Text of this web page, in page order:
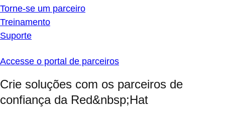
Torne-se um parceiro
Treinamento
Suporte
Accesse o portal de parceiros
Crie soluções com os parceiros de
confiança da Red&nbsp;Hat